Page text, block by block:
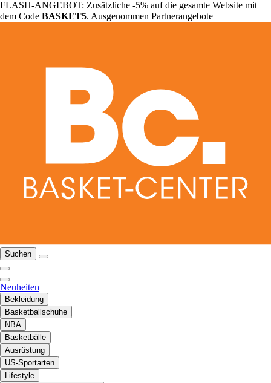
FLASH-ANGEBOT: Zusätzliche -5% auf die gesamte Website mit
dem Code BASKET5. Ausgenommen Partnerangebote
Suchen
Neuheiten
Bekleidung
Basketballschuhe
NBA
Basketbälle
Ausrüstung
US-Sportarten
Lifestyle